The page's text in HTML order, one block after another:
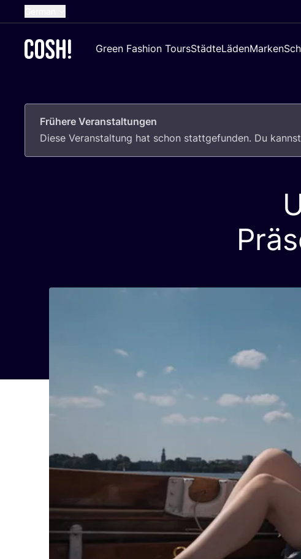
Dutch
Spanish
Croatian
Green Fashion ToursStädteLädenMarken
Frühere Veranstaltungen
Die­se Ver­an­stal­tung hat schon statt­ge­fun­den. Du